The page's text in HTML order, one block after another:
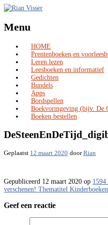
Menu
Skip
to
content
HOME
Prentenboeken en
Leren lezen
Leesboeken en informatief
Gedichten
Bundels
Apps
Bordspellen
Boekvormgeving (bijv. De
Boeken bestellen
Geplaatst 12 maart 2020 doorRian
Gepubliceerd 12 maart 2020 op
verschenen! Thematitel
Geef een reactie